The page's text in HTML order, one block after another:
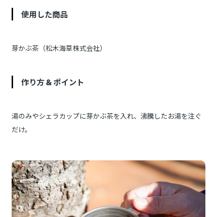
使用した商品
芽かぶ茶（松木海草株式会社）
作り方 & ポイント
湯のみやシェラカップに芽かぶ茶を入れ、沸騰したお湯を注ぐ
だけ。